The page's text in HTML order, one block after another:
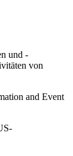
und -
von
and Event